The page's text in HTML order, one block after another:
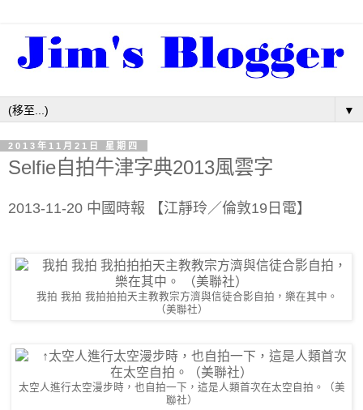
▼
2013年11月21日 星期四
Selfie自拍牛津字典2013風雲字
2013-11-20 中國時報 【江靜玲／倫敦19日電】
我拍 我拍 我拍拍拍天主教教宗方濟與信徒合影自拍，樂在其中。
（美聯社）
太空人進行太空漫步時，也自拍一下，這是人類首次在太空自拍。（美
聯社）